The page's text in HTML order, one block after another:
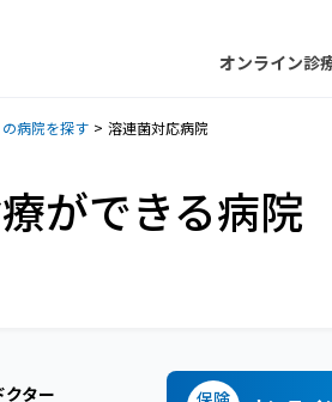
オンライン診
病院を探す 溶連菌対応病院
ができる病院
クター